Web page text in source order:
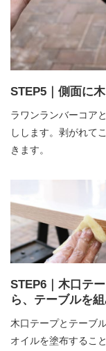
STEP5｜側面に
ラワンランバーコア
しします。剥がれて
きます。
STEP6｜木口テ
ら、テーブルを組
木口テープとテーブ
オイルを塗布するこ